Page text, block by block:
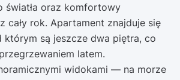
światła oraz komfortowy
cały rok. Apartament znajduje się
którym są jeszcze dwa piętra, co
latem.
widokami — na morze